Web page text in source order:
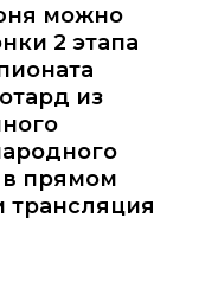
можно
2 этапа
из
в прямом
трансляция